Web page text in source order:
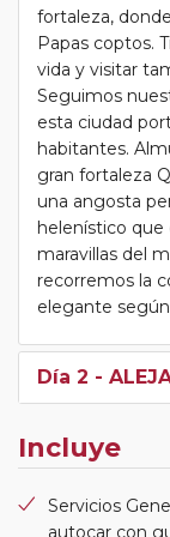
fortaleza,
Papas coptos.
vida y visitar
Seguimos
esta ciudad
habitantes.
gran fortaleza
una angosta
helenístico que
maravillas del
recorremos la
elegante
Día 2 -
Incluye
Servicios
autocar con